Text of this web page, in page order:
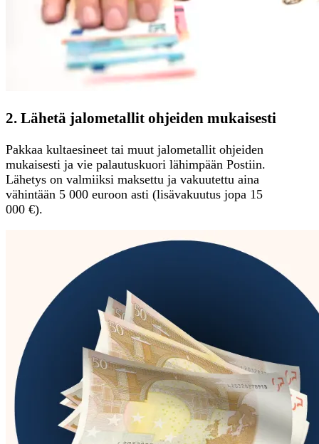
2. Lähetä jalometallit ohjeiden mukaisesti
Pakkaa kultaesineet tai muut jalometallit ohjeiden
mukaisesti ja vie palautuskuori lähimpään Postiin.
Lähetys on valmiiksi maksettu ja vakuutettu aina
vähintään 5 000 euroon asti (lisävakuutus jopa 15
000 €).